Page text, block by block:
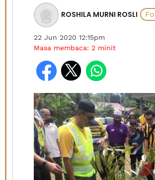
ROSHILA MURNI ROSLI
22 Jun 2020 12:15pm
Masa membaca: 2 minit